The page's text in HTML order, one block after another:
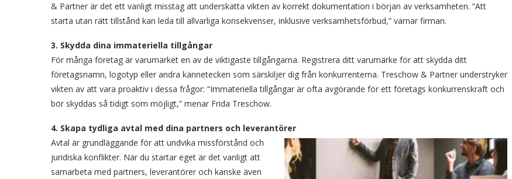
& Partner är det ett vanligt misstag att underskatta vikten av korrekt dokumentation i början av verksamheten. “Att
starta utan rätt tillstånd kan leda till allvarliga konsekvenser, inklusive verksamhetsförbud,” varnar firman.
3. Skydda dina immateriella tillgångar
För många företag är varumärket en av de viktigaste tillgångarna. Registrera ditt varumärke för att skydda ditt
företagsnamn, logotyp eller andra kännetecken som särskiljer dig från konkurrenterna. Treschow & Partner understryker
vikten av att vara proaktiv i dessa frågor: “Immateriella tillgångar är ofta avgörande för ett företags konkurrenskraft och
bör skyddas så tidigt som möjligt,” menar Frida Treschow.
4. Skapa tydliga avtal med dina partners och leverantörer
Avtal är grundläggande för att undvika missförstånd och
juridiska konflikter. När du startar eget är det vanligt att
samarbeta med partners, leverantörer och kanske även